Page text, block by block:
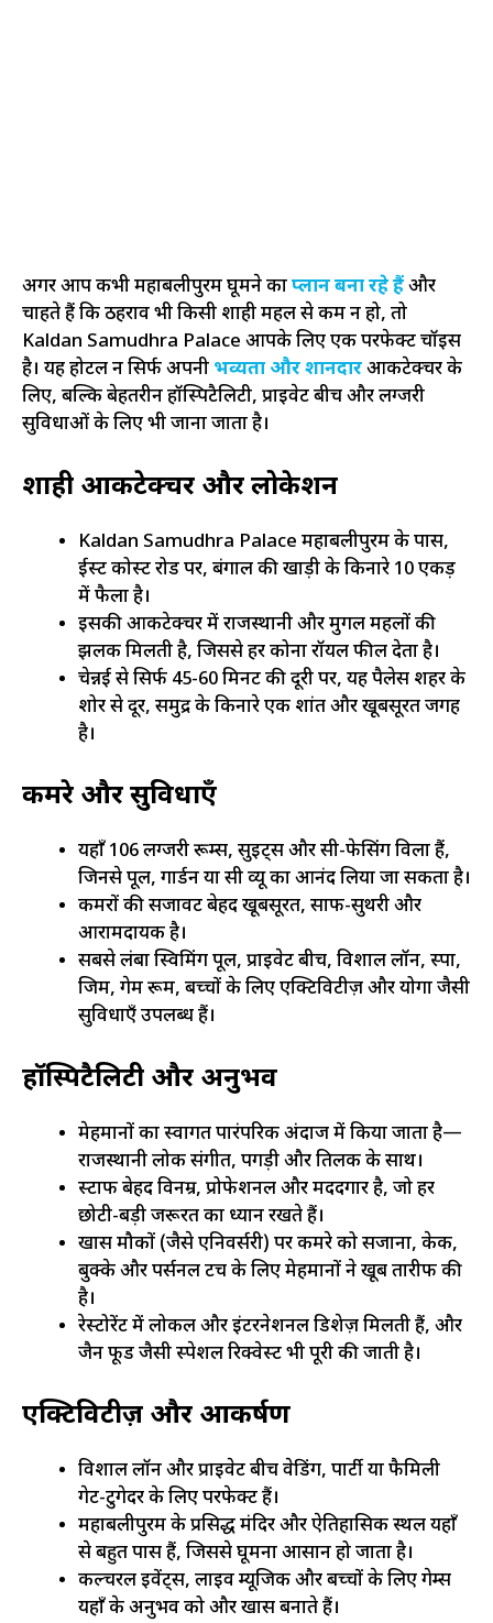
अगर आप कभी महाबलीपुरम घूमने काप्लान बना रहे हैंऔर
चाहते हैं कि ठहराव भी किसी शाही महल से कम न हो, तो
Kaldan Samudhra Palace आपके लिए एक परफेक्ट चॉइस
है। यह होटल न सिर्फ अपनी भव्यता और शानदारआर्किटेक्चर के
लिए, बल्कि बेहतरीन हॉस्पिटैलिटी, प्राइवेट बीच और लग्जरी
सुविधाओं के लिए भी जाना जाता है।
शाही आर्किटेक्चर और लोकेशन
Kaldan Samudhra Palace महाबलीपुरम के पास,
ईस्ट कोस्ट रोड पर, बंगाल की खाड़ी के किनारे 10 एकड़
में फैला है।
इसकी आर्किटेक्चर में राजस्थानी और मुगल महलों की
झलक मिलती है, जिससे हर कोना रॉयल फील देता है।
चेन्नई से सिर्फ 45-60 मिनट की दूरी पर, यह पैलेस शहर के
शोर से दूर, समुद्र के किनारे एक शांत और खूबसूरत जगह
है।
कमरे और सुविधाएँ
यहाँ 106 लग्जरी रूम्स, सुइट्स और सी-फेसिंग विला हैं,
जिनसे पूल, गार्डन या सी व्यू का आनंद लिया जा सकता है।
कमरों की सजावट बेहद खूबसूरत, साफ-सुथरी और
आरामदायक है।
सबसे लंबा स्विमिंग पूल, प्राइवेट बीच, विशाल लॉन, स्पा,
जिम, गेम रूम, बच्चों के लिए एक्टिविटीज़ और योगा जैसी
सुविधाएँ उपलब्ध हैं।
हॉस्पिटैलिटी और अनुभव
मेहमानों का स्वागत पारंपरिक अंदाज में किया जाता है—
राजस्थानी लोक संगीत, पगड़ी और तिलक के साथ।
स्टाफ बेहद विनम्र, प्रोफेशनल और मददगार है, जो हर
छोटी-बड़ी जरूरत का ध्यान रखते हैं।
खास मौकों (जैसे एनिवर्सरी) पर कमरे को सजाना, केक,
बुक्के और पर्सनल टच के लिए मेहमानों ने खूब तारीफ की
है।
रेस्टोरेंट में लोकल और इंटरनेशनल डिशेज़ मिलती हैं, और
जैन फूड जैसी स्पेशल रिक्वेस्ट भी पूरी की जाती है।
एक्टिविटीज़ और आकर्षण
विशाल लॉन और प्राइवेट बीच वेडिंग, पार्टी या फैमिली
गेट-टुगेदर के लिए परफेक्ट हैं।
महाबलीपुरम के प्रसिद्ध मंदिर और ऐतिहासिक स्थल यहाँ
से बहुत पास हैं, जिससे घूमना आसान हो जाता है।
कल्चरल इवेंट्स, लाइव म्यूजिक और बच्चों के लिए गेम्स
यहाँ के अनुभव को और खास बनाते हैं।